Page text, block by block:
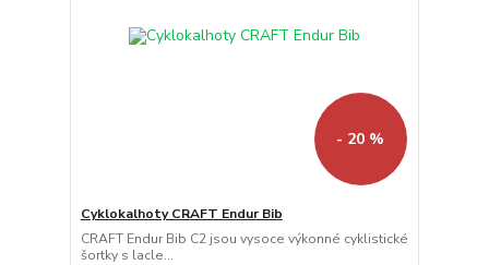
- 20 %
Cyklokalhoty CRAFT Endur Bib
CRAFT Endur Bib C2 jsou vysoce výkonné cyklistické
šortky s lacle...